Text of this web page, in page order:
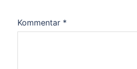
Kommentar *